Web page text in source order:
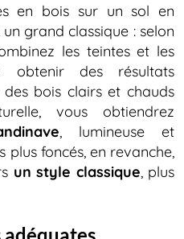
en bois sur un sol en
grand classique : selon
les teintes et les
obtenir des résultats
bois clairs et chauds
vous obtiendrez
, lumineuse et
plus foncés, en revanche,
un style classique , plus